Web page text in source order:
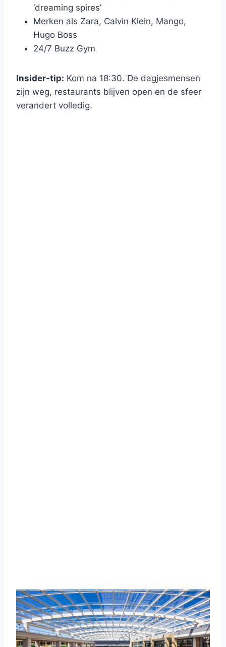
‘dreaming spires’
Merken als Zara, Calvin Klein, Mango,
Hugo Boss
24/7 Buzz Gym
Insider-tip: Kom na 18:30. De dagjesmensen
zijn weg, restaurants blijven open en de sfeer
verandert volledig.